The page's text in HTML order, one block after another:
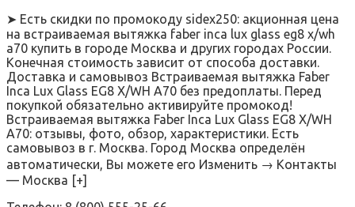
➤ Есть скидки по промокоду sidex250: акционная цена
на встраиваемая вытяжка faber inca lux glass eg8 x/wh
a70 купить в городе Москва и других городах России.
Конечная стоимость зависит от способа доставки.
Доставка и самовывоз Встраиваемая вытяжка Faber
Inca Lux Glass EG8 X/WH A70 без предоплаты. Перед
покупкой обязательно активируйте промокод!
Встраиваемая вытяжка Faber Inca Lux Glass EG8 X/WH
A70: отзывы, фото, обзор, характеристики. Есть
самовывоз в г. Москва. Город Москва определён
автоматически, Вы можете его Изменить → Контакты
— Москва [+]